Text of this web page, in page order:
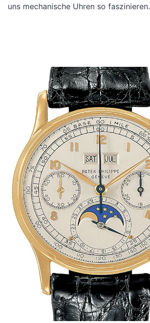
uns mechanische Uhren so faszinieren.